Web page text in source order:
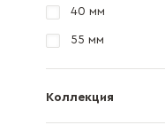
40 мм
55 мм
Коллекция